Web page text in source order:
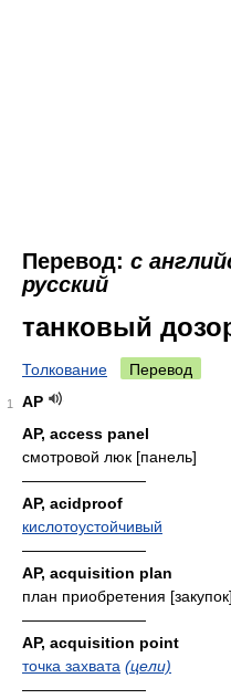
Перевод: с
русский
танковый
Толкование Перевод
1
AP
AP, access panel
смотровой люк [панель]
————————
AP, acidproof
кислотоустойчивый
————————
AP, acquisition plan
план приобретения [закупок]
————————
AP, acquisition point
точка захвата (цели)
————————